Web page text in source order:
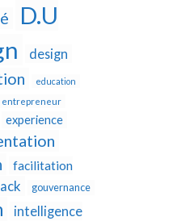
D.U
design
education
entrepreneur
experience
facilitation
gouvernance
intelligence